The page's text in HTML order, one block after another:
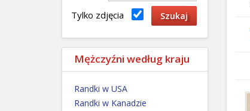
Tylko zdjęcia
Mężczyźni według kraju
Randki w USA
Randki w Kanadzie